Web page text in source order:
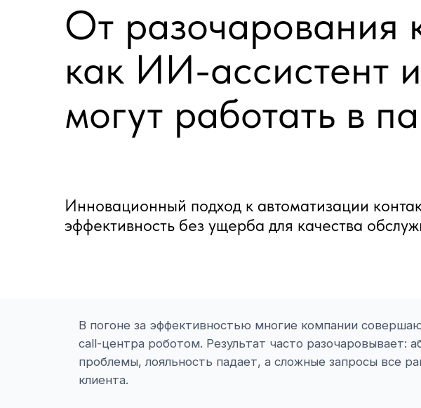
От разочарования
как ИИ-ассистент
могут работать в
Инновационный подход к автоматизации
эффективность без ущерба для качества
В погоне за эффективностью многие компании
call-центра роботом. Результат часто
проблемы, лояльность падает, а сложные запросы все
клиента.